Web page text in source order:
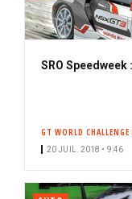
SRO
GT WORLD CHALLENGE
20 JUIL. 2018 • 9:46